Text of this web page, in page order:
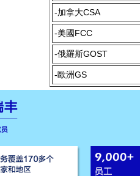
-加拿大CSA
-美國FCC
-俄羅斯GOST
-歐洲GS